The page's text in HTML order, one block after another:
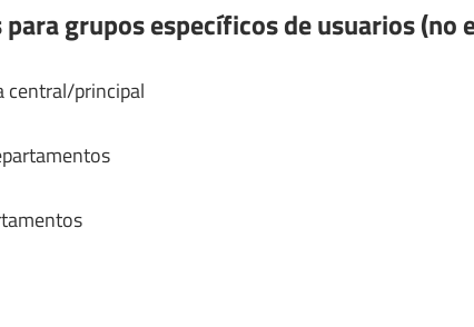
grupos específicos de usuarios (no
central/principal